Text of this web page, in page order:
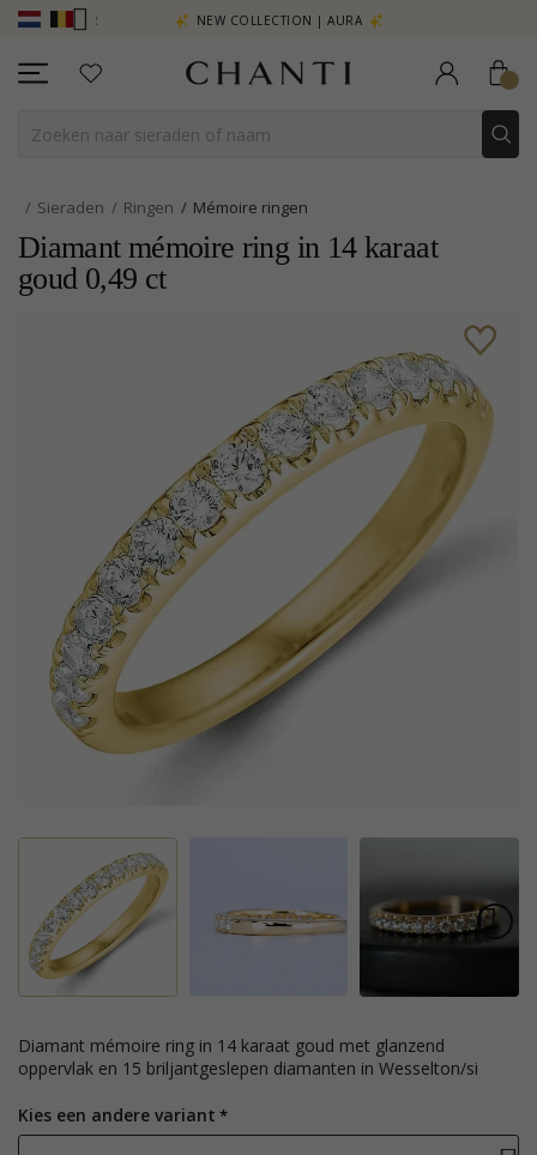
- KLIK HIER NEW COLLECTION | AURA
Sieraden Ringen Mémoire ringen
Diamant mémoire ring in 14 karaat
goud 0,49 ct
diamant mémoire ring in 14 karaat goud met glanzend
oppervlak en 15 briljantgeslepen diamanten in Wesselton/si
Kies een andere variant